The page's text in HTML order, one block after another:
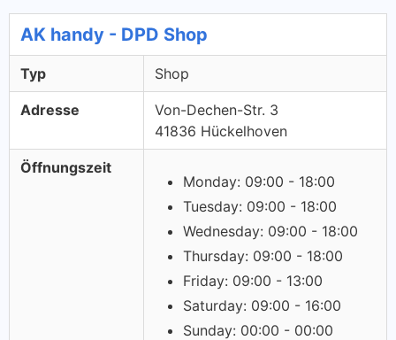
AK handy - DPD Shop
Typ Shop
Adresse
Von-Dechen-Str. 3
41836 Hückelhoven
Öffnungszeit
Monday: 09:00 - 18:00
Tuesday: 09:00 - 18:00
Wednesday: 09:00 - 18:00
Thursday: 09:00 - 18:00
Friday: 09:00 - 13:00
Saturday: 09:00 - 16:00
Sunday: 00:00 - 00:00